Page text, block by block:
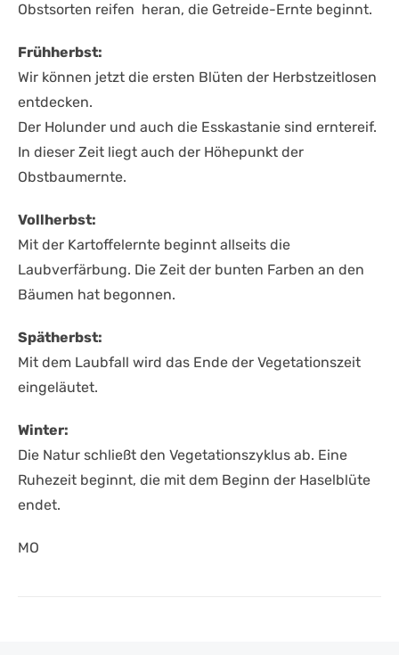
Obstsorten reifen heran, die Getreide-Ernte beginnt.
Frühherbst:
Wir können jetzt die ersten Blüten der Herbstzeitlosen
entdecken.
Der Holunder und auch die Esskastanie sind erntereif.
In dieser Zeit liegt auch der Höhepunkt der
Obstbaumernte.
Vollherbst:
Mit der Kartoffelernte beginnt allseits die
Laubverfärbung. Die Zeit der bunten Farben an den
Bäumen hat begonnen.
Spätherbst:
Mit dem Laubfall wird das Ende der Vegetationszeit
eingeläutet.
Winter:
Die Natur schließt den Vegetationszyklus ab. Eine
Ruhezeit beginnt, die mit dem Beginn der Haselblüte
endet.
MO